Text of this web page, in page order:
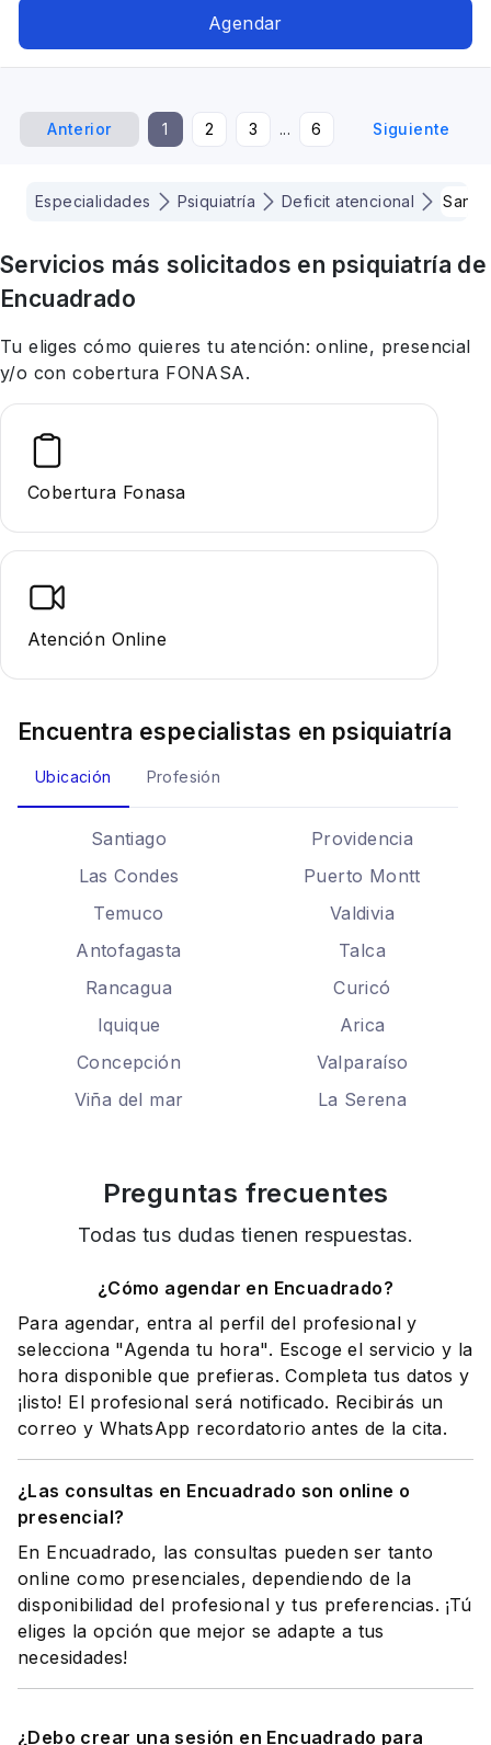
Agendar
Anterior 1 2 3 ... 6 Siguiente
Especialidades Psiquiatría Deficit atencional
Servicios más solicitados en psiquiatría de
Encuadrado
Tu eliges cómo quieres tu atención: online, presencial
y/o con cobertura FONASA.
Cobertura Fonasa
Atención Online
Encuentra especialistas en psiquiatría
Ubicación Profesión
Santiago
Providencia
Las Condes
Puerto Montt
Temuco
Valdivia
Antofagasta
Talca
Rancagua
Curicó
Iquique
Arica
Concepción
Valparaíso
Viña del mar
La Serena
Preguntas frecuentes
Todas tus dudas tienen respuestas.
¿Cómo agendar en Encuadrado?
Para agendar, entra al perfil del profesional y
selecciona "Agenda tu hora". Escoge el servicio y la
hora disponible que prefieras. Completa tus datos y
¡listo! El profesional será notificado. Recibirás un
correo y WhatsApp recordatorio antes de la cita.
¿Las consultas en Encuadrado son online o
presencial?
En Encuadrado, las consultas pueden ser tanto
online como presenciales, dependiendo de la
disponibilidad del profesional y tus preferencias. ¡Tú
eliges la opción que mejor se adapte a tus
necesidades!
¿Debo crear una sesión en Encuadrado para